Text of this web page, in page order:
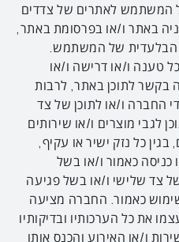
המשתמש לאתרים של צדדים
באתר ו/או בפרסומת באתר,
הבלעדית של המשתמש.
טענה ו/או דרישה ו/או
בקשר לתוכן באתר, לרבות
החברה ו/או לתוכן של צד
לגבי מוצרים ו/או שירותים
בגין כל נזק ישיר או עקיף,
כניסה כאמור ו/או בשל
צד שלישי ו/או בשל פגיעה
כאמור. החברה מציעה
את כל הערכותיו ובדיקותיו
ו/או האירוע והכנס אותו